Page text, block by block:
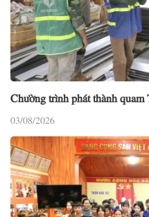
Chường trình phát thành
03/08/2026